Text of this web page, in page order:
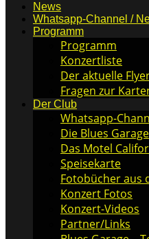
News
Whatsapp-Channel /
Programm
Programm
Konzertliste
Der aktuelle
Fragen zur
Der Club
Whatsapp-
Die Blues Garage
Das Motel
Speisekarte
Fotobücher aus
Konzert Fotos
Konzert-Videos
Partner/Links